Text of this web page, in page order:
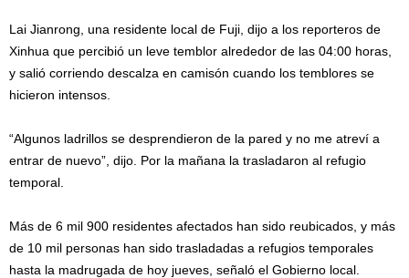
Lai Jianrong, una residente local de Fuji, dijo a los reporteros de
Xinhua que percibió un leve temblor alrededor de las 04:00 horas,
y salió corriendo descalza en camisón cuando los temblores se
hicieron intensos.
“Algunos ladrillos se desprendieron de la pared y no me atreví a
entrar de nuevo”, dijo. Por la mañana la trasladaron al refugio
temporal.
Más de 6 mil 900 residentes afectados han sido reubicados, y más
de 10 mil personas han sido trasladadas a refugios temporales
hasta la madrugada de hoy jueves, señaló el Gobierno local.